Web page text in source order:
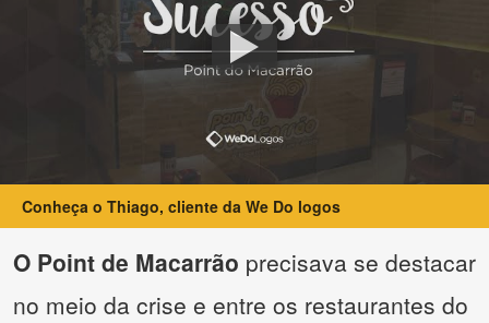
Conheça o Thiago, cliente da We Do logos
O Point de Macarrão precisava se destacar
no meio da crise e entre os restaurantes do